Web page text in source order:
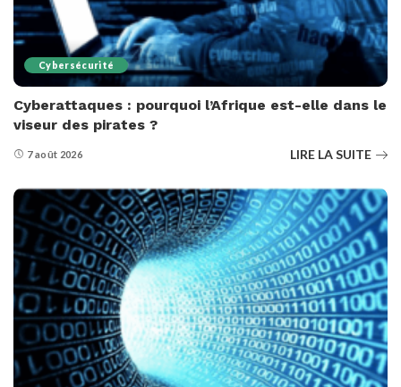
Cybersécurité
Cyberattaques : pourquoi l’Afrique est-elle dans le
viseur des pirates ?
7 août 2026 LIRE LA SUITE